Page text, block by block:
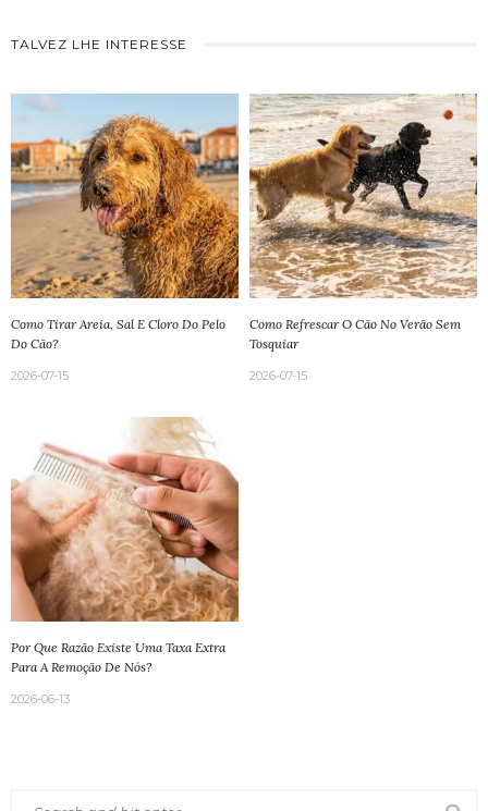
TALVEZ LHE INTERESSE
Como Tirar Areia, Sal E Cloro Do Pelo
Do Cão?
2026-07-15
Como Refrescar O Cão No Verão Sem
Tosquiar
2026-07-15
Por Que Razão Existe Uma Taxa Extra
Para A Remoção De Nós?
2026-06-13